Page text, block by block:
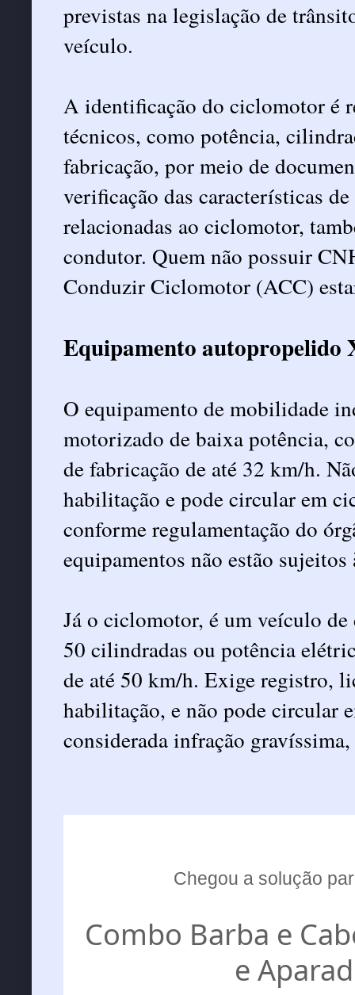
previstas nalegislação de
veículo.
A identificação do ciclomotor é
técnicos, como potência,
fabricação, por meio de
verificação das características
relacionadas ao ciclomotor,
condutor. Quem não possuir
Conduzir Ciclomotor (ACC)
Equipamento autopropelido
O equipamento de mobilidade
motorizado de baixa potência,
de fabricação de até 32 km/h.
habilitação e pode circular em
conforme regulamentação do
equipamentos não estão
Já o ciclomotor, é um veículo
50 cilindradas ou potência
de até 50 km/h. Exige registro,
habilitação, e não pode circular
consideradainfração gravíssima
Chegou a solução
Combo Barba e
e